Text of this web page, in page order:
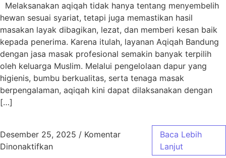
Melaksanakan aqiqah tidak hanya tentang menyembelih
hewan sesuai syariat, tetapi juga memastikan hasil
masakan layak dibagikan, lezat, dan memberi kesan baik
kepada penerima. Karena itulah, layanan Aqiqah Bandung
dengan jasa masak profesional semakin banyak terpilih
oleh keluarga Muslim. Melalui pengelolaan dapur yang
higienis, bumbu berkualitas, serta tenaga masak
berpengalaman, aqiqah kini dapat dilaksanakan dengan
[…]
Desember 25, 2025 / Komentar
Dinonaktifkanpada Aqiqah Bandung Jasa Masak
Baca Lebih
Lanjut